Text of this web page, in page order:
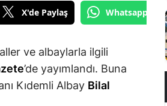
Gümüşhane
Hatay
Isparta
X'de Paylaş Whatsapp'tan
ve albaylarla ilgili
’de yayımlandı. Buna
Kıdemli Albay Bilal